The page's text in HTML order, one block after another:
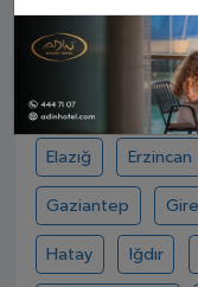
Batman
Bolu Burdur
Çorum Denizli
Elazığ Erzincan
Gaziantep
Hatay Iğdır